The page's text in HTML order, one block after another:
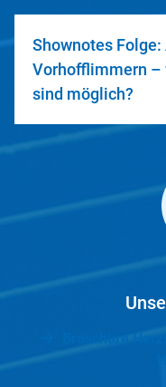
Shownotes
Vorhofflimmern –
sind möglich?